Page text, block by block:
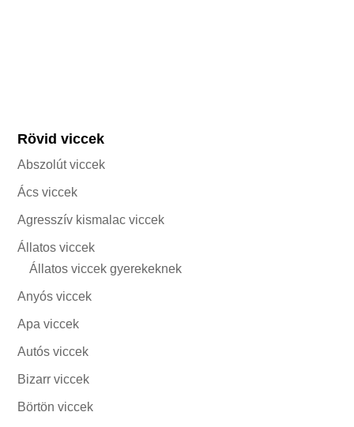
Rövid viccek
Abszolút viccek
Ács viccek
Agresszív kismalac viccek
Állatos viccek
Állatos viccek gyerekeknek
Anyós viccek
Apa viccek
Autós viccek
Bizarr viccek
Börtön viccek